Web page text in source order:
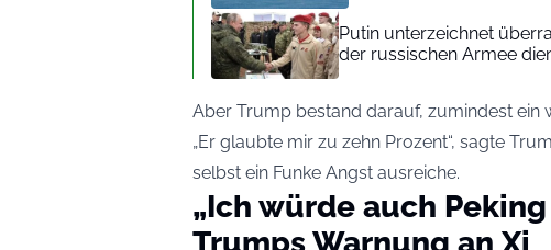
Putin unterzeichnet
der russischen Armee
Aber Trump bestand darauf, zumindest ein
„Er glaubte mir zu zehn Prozent“, sagte
selbst ein Funke Angst ausreiche.
„Ich würde auch